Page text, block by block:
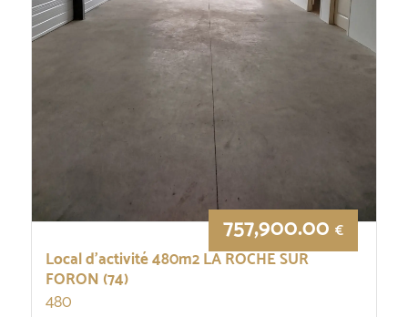
Local d’activité 480m2 LA ROCHE SUR
FORON (74)
757,900.00€
480